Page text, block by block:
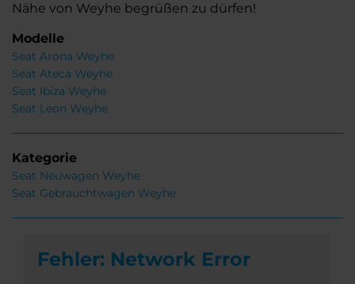
Nähe von Weyhe begrüßen zu dürfen!
Modelle
Seat Arona Weyhe
Seat Ateca Weyhe
Seat Ibiza Weyhe
Seat Leon Weyhe
Kategorie
Seat Neuwagen Weyhe
Seat Gebrauchtwagen Weyhe
Fehler: Network Error